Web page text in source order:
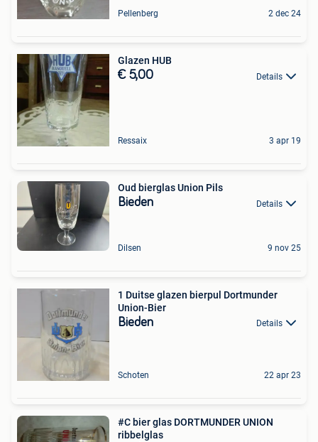
Pellenberg 2 dec 24
Glazen HUB
€ 5,00 Details
Ressaix 3 apr 19
Oud bierglas Union Pils
Bieden Details
Dilsen 9 nov 25
1 Duitse glazen bierpul Dortmunder
Union-Bier
Bieden Details
Schoten 22 apr 23
#C bier glas DORTMUNDER UNION
ribbelglas